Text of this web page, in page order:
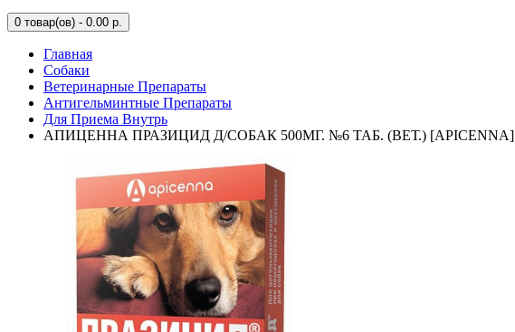
0 товар(ов) - 0.00 р.
Главная
Собаки
Ветеринарные Препараты
Антигельминтные Препараты
Для Приема Внутрь
АПИЦЕННА ПРАЗИЦИД Д/СОБАК 500МГ. №6 ТАБ. (ВЕТ.) [APICENNA]